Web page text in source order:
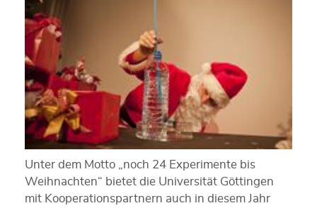
Unter dem Motto „noch 24 Experimente bis
Weihnachten“ bietet die Universität Göttingen
mit Kooperationspartnern auch in diesem Jahr